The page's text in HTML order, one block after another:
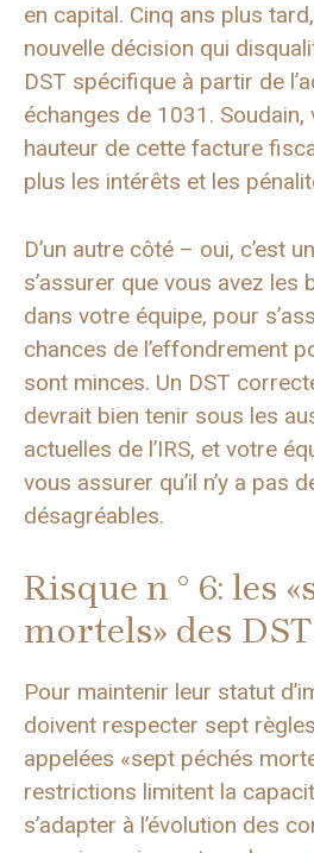
en capital. Cinq ans plus
nouvelle décision qui
DST spécifique à partir de
échanges de 1031. Soudain,
hauteur de cette facture
plus les intérêts et les
D’un autre côté – oui, c’est
s’assurer que vous avez les
dans votre équipe, pour
chances de l’effondrement
sont minces. Un DST
devrait bien tenir sous les
actuelles de l’IRS, et votre
vous assurer qu’il n’y a pas
désagréables.
Risque n ° 6: les
mortels» des DST
Pour maintenir leur statut
doivent respecter sept
appelées «sept péchés
restrictions limitent la
s’adapter à l’évolution des